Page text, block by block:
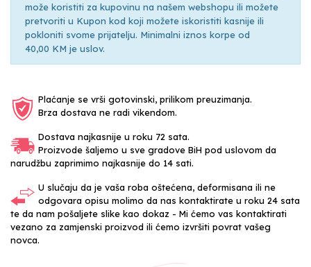
može koristiti za kupovinu na našem webshopu ili možete
pretvoriti u Kupon kod koji možete iskoristiti kasnije ili
pokloniti svome prijatelju. Minimalni iznos korpe od
40,00 KM je uslov.
Plaćanje se vrši gotovinski, prilikom preuzimanja.
Brza dostava ne radi vikendom.
Dostava najkasnije u roku 72 sata.
Proizvode šaljemo u sve gradove BiH pod uslovom da
narudžbu zaprimimo najkasnije do 14 sati.
U slučaju da je vaša roba oštećena, deformisana ili ne
odgovara opisu molimo da nas kontaktirate u roku 24 sata
te da nam pošaljete slike kao dokaz - Mi ćemo vas kontaktirati
vezano za zamjenski proizvod ili ćemo izvršiti povrat vašeg
novca.